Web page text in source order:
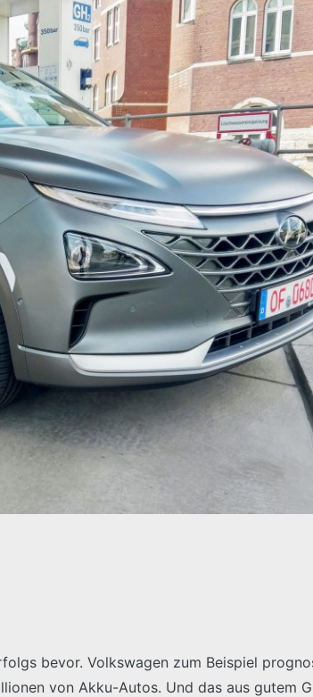
bevor. Volkswagen zum Beispiel
von Akku-Autos. Und das aus gutem